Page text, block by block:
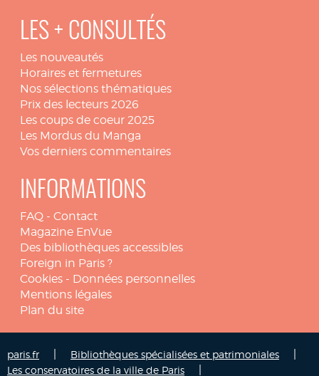
LES + CONSULTÉS
Les nouveautés
Horaires et fermetures
Nos sélections thématiques
Prix des lecteurs 2026
Les coups de coeur 2025
Les Mordus du Manga
Vos derniers commentaires
INFORMATIONS
FAQ - Contact
Magazine EnVue
Des bibliothèques accessibles
Foreign in Paris ?
Cookies - Données personnelles
Mentions légales
Plan du site
paris.fr Bibliothèques spécialisées et patrimoniales
Les conservatoires de la ville de Paris